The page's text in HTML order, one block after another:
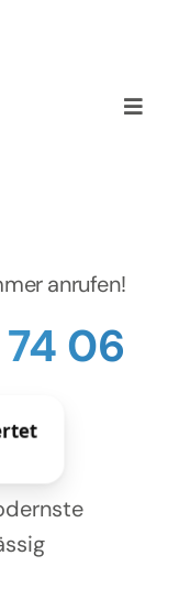
Toggle
anrufen!
74 06